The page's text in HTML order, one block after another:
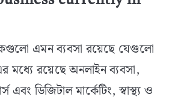
এমন ব্যবসা রয়েছে যেগুলো
রয়েছে অনলাইন ব্যবসা,
এবং ডিজিটাল মার্কেটিং, স্বাস্থ্য ও